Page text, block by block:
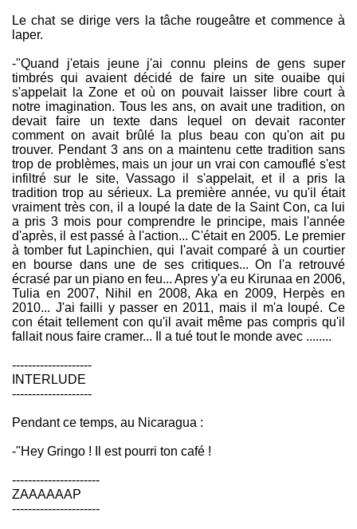
Le chat se dirige vers la tâche rougeâtre et commence à
laper.
-"Quand j'etais jeune j'ai connu pleins de gens super
timbrés qui avaient décidé de faire un site ouaibe qui
s'appelait la Zone et où on pouvait laisser libre court à
notre imagination. Tous les ans, on avait une tradition, on
devait faire un texte dans lequel on devait raconter
comment on avait brûlé la plus beau con qu'on ait pu
trouver. Pendant 3 ans on a maintenu cette tradition sans
trop de problèmes, mais un jour un vrai con camouflé s'est
infiltré sur le site, Vassago il s'appelait, et il a pris la
tradition trop au sérieux. La première année, vu qu'il était
vraiment très con, il a loupé la date de la Saint Con, ca lui
a pris 3 mois pour comprendre le principe, mais l'année
d'après, il est passé à l'action... C'était en 2005. Le premier
à tomber fut Lapinchien, qui l'avait comparé à un courtier
en bourse dans une de ses critiques... On l'a retrouvé
écrasé par un piano en feu... Apres y'a eu Kirunaa en 2006,
Tulia en 2007, Nihil en 2008, Aka en 2009, Herpès en
2010... J'ai failli y passer en 2011, mais il m'a loupé. Ce
con était tellement con qu'il avait même pas compris qu'il
fallait nous faire cramer... Il a tué tout le monde avec ........
--------------------
INTERLUDE
--------------------
Pendant ce temps, au Nicaragua :
-"Hey Gringo ! Il est pourri ton café !
----------------------
ZAAAAAAP
----------------------